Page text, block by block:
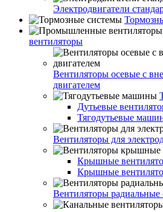
Электродвигатели
вентиляторы
Вентиляторы осевые с
двигателем
Дутьевые
Тягодутьевые
Вентиляторы для
Крышные
Крышные
Вентиляторы радиальные